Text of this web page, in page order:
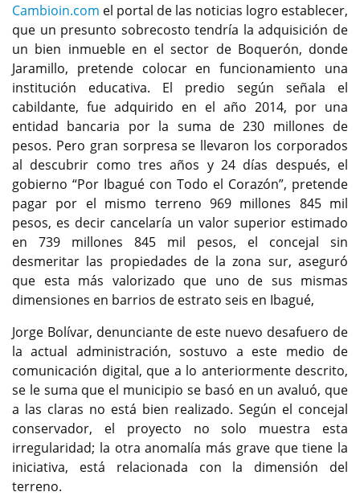
Cambioin.com el portal de las noticias logro establecer,
que un presunto sobrecosto tendría la adquisición de
un bien inmueble en el sector de Boquerón, donde
Jaramillo, pretende colocar en funcionamiento una
institución educativa. El predio según señala el
cabildante, fue adquirido en el año 2014, por una
entidad bancaria por la suma de 230 millones de
pesos. Pero gran sorpresa se llevaron los corporados
al descubrir como tres años y 24 días después, el
gobierno “Por Ibagué con Todo el Corazón”, pretende
pagar por el mismo terreno 969 millones 845 mil
pesos, es decir cancelaría un valor superior estimado
en 739 millones 845 mil pesos, el concejal sin
desmeritar las propiedades de la zona sur, aseguró
que esta más valorizado que uno de sus mismas
dimensiones en barrios de estrato seis en Ibagué,
Jorge Bolívar, denunciante de este nuevo desafuero de
la actual administración, sostuvo a este medio de
comunicación digital, que a lo anteriormente descrito,
se le suma que el municipio se basó en un avaluó, que
a las claras no está bien realizado. Según el concejal
conservador, el proyecto no solo muestra esta
irregularidad; la otra anomalía más grave que tiene la
iniciativa, está relacionada con la dimensión del
terreno.